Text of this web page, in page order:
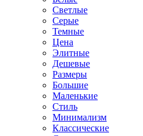
Светлые
Серые
Темные
Цена
Элитные
Дешевые
Размеры
Большие
Маленькие
Стиль
Минимализм
Классические